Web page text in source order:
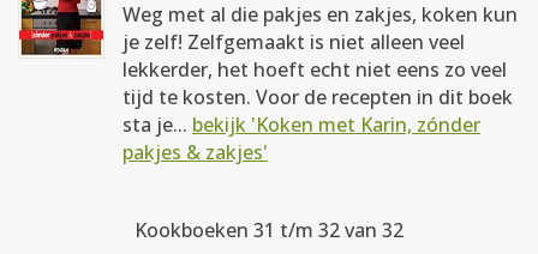
Weg met al die pakjes en zakjes, koken kun
je zelf! Zelfgemaakt is niet alleen veel
lekkerder, het hoeft echt niet eens zo veel
tijd te kosten. Voor de recepten in dit boek
sta je... bekijk 'Koken met Karin, zónder
pakjes & zakjes'
Kookboeken 31 t/m 32 van 32